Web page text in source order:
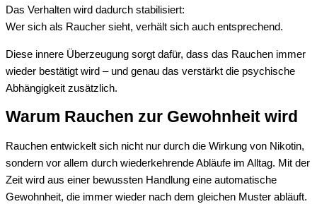
Das Verhalten wird dadurch stabilisiert:
Wer sich als Raucher sieht, verhält sich auch entsprechend.
Diese innere Überzeugung sorgt dafür, dass das Rauchen immer
wieder bestätigt wird – und genau das verstärkt die psychische
Abhängigkeit zusätzlich.
Warum Rauchen zur Gewohnheit wird
Rauchen entwickelt sich nicht nur durch die Wirkung von Nikotin,
sondern vor allem durch wiederkehrende Abläufe im Alltag. Mit der
Zeit wird aus einer bewussten Handlung eine automatische
Gewohnheit, die immer wieder nach dem gleichen Muster abläuft.